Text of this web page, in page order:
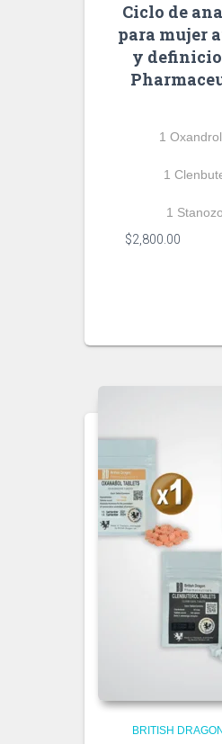
Ciclo de
para mujer
y
1
1
1
$2,800.00
BRITISH DRAGON